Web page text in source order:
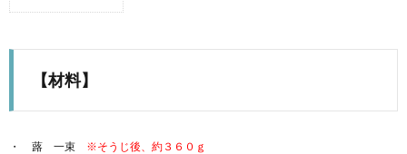
【材料】
蕗 一束 ※そうじ後、約３６０ｇ